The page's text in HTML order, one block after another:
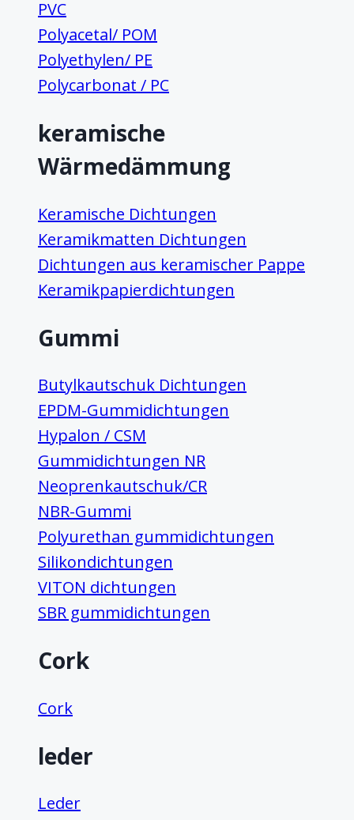
PVC
Polyacetal/ POM
Polyethylen/ PE
Polycarbonat / PC
keramische
Wärmedämmung
Keramische Dichtungen
Keramikmatten Dichtungen
Dichtungen aus keramischer Pappe
Keramikpapierdichtungen
Gummi
Butylkautschuk Dichtungen
EPDM-Gummidichtungen
Hypalon / CSM
Gummidichtungen NR
Neoprenkautschuk/CR
NBR-Gummi
Polyurethan gummidichtungen
Silikondichtungen
VITON dichtungen
SBR gummidichtungen
Cork
Cork
leder
Leder